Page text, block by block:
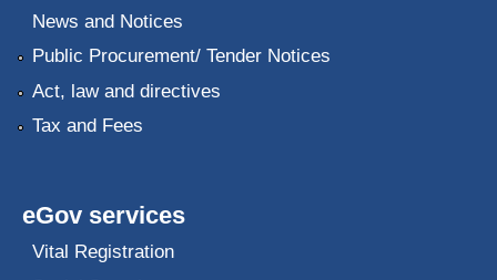
News and Notices
Public Procurement/ Tender Notices
Act, law and directives
Tax and Fees
eGov services
Vital Registration